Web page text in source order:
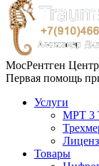
МосРентген Центр
Первая помощь
Услуги
МРТ 3
Товары